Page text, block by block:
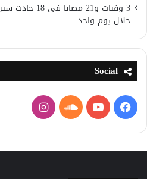
3 وفيات و21
خلال يوم واحد
Social
فيسبوكيوتيوبساوند
كلاود
انستقرام